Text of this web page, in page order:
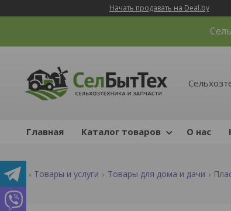
Начать продавать на Deal.by
Главная Каталог товаров О нас
Товары и услуги Товары для дома и дачи